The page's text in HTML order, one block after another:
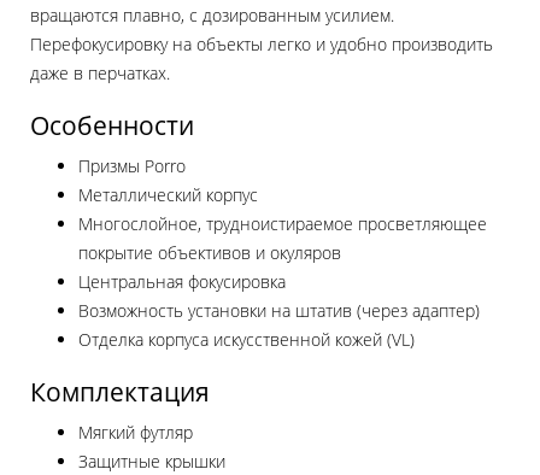
вращаются плавно, с дозированным усилием.
Перефокусировку на объекты легко и удобно производить
даже в перчатках.
Особенности
Призмы Porro
Металлический корпус
Многослойное, трудноистираемое просветляющее
покрытие объективов и окуляров
Центральная фокусировка
Возможность установки на штатив (через адаптер)
Отделка корпуса искусственной кожей (VL)
Комплектация
Мягкий футляр
Защитные крышки